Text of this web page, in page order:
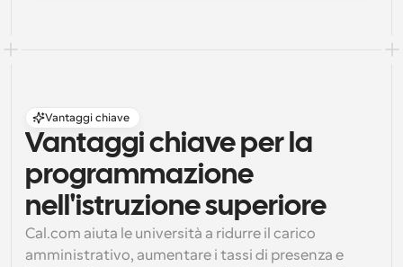
Vantaggi chiave
Vantaggi chiave per la
programmazione
nell'istruzione superiore
Cal.com aiuta le università a ridurre il carico
amministrativo, aumentare i tassi di presenza e